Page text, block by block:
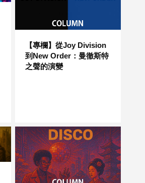
【專欄】從Joy Division
到New Order：曼徹斯特
之聲的演變